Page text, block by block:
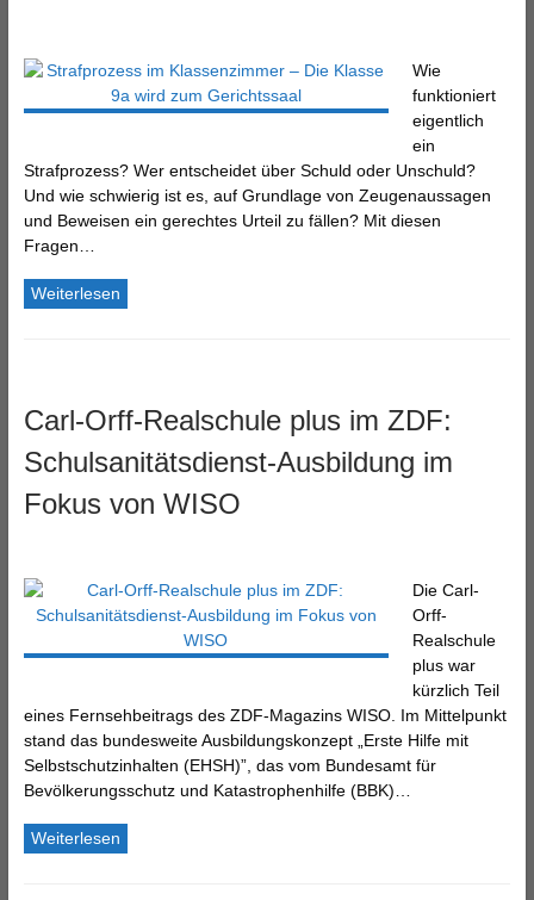
Wie
funktioniert
eigentlich
ein
Strafprozess? Wer entscheidet über Schuld oder Unschuld?
Und wie schwierig ist es, auf Grundlage von Zeugenaussagen
und Beweisen ein gerechtes Urteil zu fällen? Mit diesen
Fragen…
Weiterlesen
Carl-Orff-Realschule plus im ZDF:
Schulsanitätsdienst-Ausbildung im
Fokus von WISO
Die Carl-
Orff-
Realschule
plus war
kürzlich Teil
eines Fernsehbeitrags des ZDF-Magazins WISO. Im Mittelpunkt
stand das bundesweite Ausbildungskonzept „Erste Hilfe mit
Selbstschutzinhalten (EHSH)”, das vom Bundesamt für
Bevölkerungsschutz und Katastrophenhilfe (BBK)…
Weiterlesen